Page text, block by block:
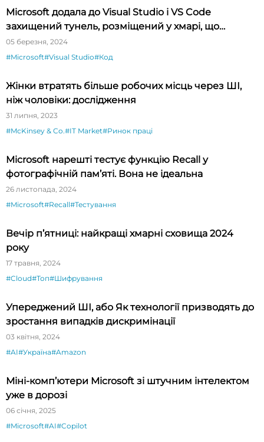
Microsoft додала до Visual Studio і VS Code
захищений тунель, розміщений у хмарі, що
спрощує тестування API
05 березня, 2024
#Microsoft#Visual Studio#Код
Жінки втратять більше робочих місць через ШІ,
ніж чоловіки: дослідження
31 липня, 2023
#McKinsey & Co.#IT Market#Ринок праці
Microsoft нарешті тестує функцію Recall у
фотографічній пам’яті. Вона не ідеальна
26 листопада, 2024
#Microsoft#Recall#Тестування
Вечір п’ятниці: найкращі хмарні сховища 2024
року
17 травня, 2024
#Cloud#Топ#Шифрування
Упереджений ШІ, або Як технології призводять до
зростання випадків дискримінації
03 квітня, 2024
#AI#Україна#Amazon
Міні-комп’ютери Microsoft зі штучним інтелектом
уже в дорозі
06 січня, 2025
#Microsoft#AI#Copilot